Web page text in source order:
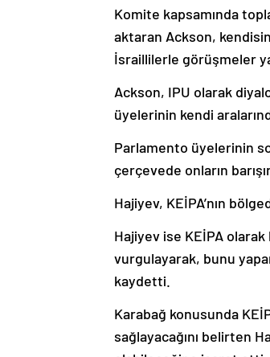
Komite kapsamında
aktaran Ackson,
İsraillilerle görüşmeler
Ackson, IPU olarak
üyelerinin kendi
Parlamento üyelerinin
çerçevede onların
Hajiyev, KEİPA’nın
Hajiyev ise KEİPA
vurgulayarak, bunu
kaydetti.
Karabağ konusunda
sağlayacağını belirten